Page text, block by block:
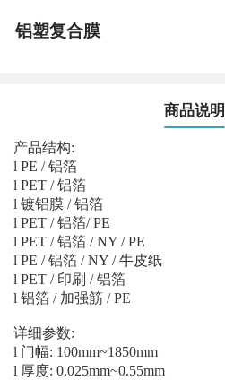
铝塑复合膜
商品说明
产品结构:
l PE / 铝箔
l PET / 铝箔
l 镀铝膜 / 铝箔
l PET / 铝箔/ PE
l PET / 铝箔 / NY / PE
l PE / 铝箔 / NY / 牛皮纸
l PET / 印刷 / 铝箔
l 铝箔 / 加强筋 / PE
详细参数:
l 门幅: 100mm~1850mm
l 厚度: 0.025mm~0.55mm